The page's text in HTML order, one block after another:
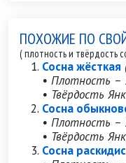
ПОХОЖИЕ ПО
( плотность и твёрдость
Сосна жёсткая
• Плотность –
• Твёрдость
Сосна
• Плотность –
• Твёрдость
Сосна